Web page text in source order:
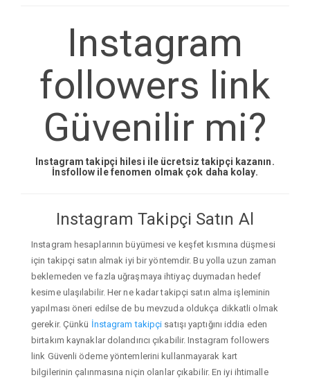
Instagram
followers link
Güvenilir mi?
Instagram takipçi hilesi ile ücretsiz takipçi kazanın.
İnsfollow ile fenomen olmak çok daha kolay.
Instagram Takipçi Satın Al
Instagram hesaplarının büyümesi ve keşfet kısmına düşmesi
için takipçi satın almak iyi bir yöntemdir. Bu yolla uzun zaman
beklemeden ve fazla uğraşmaya ihtiyaç duymadan hedef
kesime ulaşılabilir. Her ne kadar takipçi satın alma işleminin
yapılması öneri edilse de bu mevzuda oldukça dikkatli olmak
gerekir. Çünkü İnstagram takipçi satışı yaptığını iddia eden
birtakım kaynaklar dolandırıcı çıkabilir. Instagram followers
link Güvenli ödeme yöntemlerini kullanmayarak kart
bilgilerinin çalınmasına niçin olanlar çıkabilir. En iyi ihtimalle